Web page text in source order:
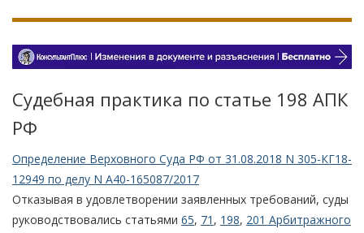
Судебная практика по статье 198 АПК
РФ
Определение Верховного Суда РФ от 31.08.2018 N 305-КГ18-
12949 по делу N А40-165087/2017
Отказывая в удовлетворении заявленных требований, суды
руководствовались статьями 65, 71 , 198, 201 Арбитражного